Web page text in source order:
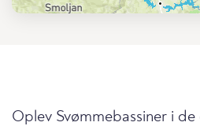
Oplev Svømmebassiner i